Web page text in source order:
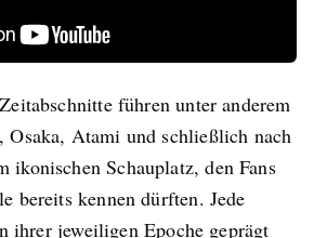
führen unter anderem
Osaka, Atami und schließlich nach
ikonischen Schauplatz, den Fans
bereits kennen dürften. Jede
ihrer jeweiligen Epoche geprägt